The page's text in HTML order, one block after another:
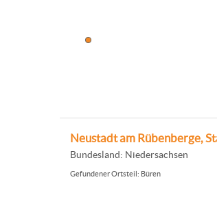
Neustadt am Rübenberge,
Bundesland: Niedersachsen
Gefundener Ortsteil: Büren